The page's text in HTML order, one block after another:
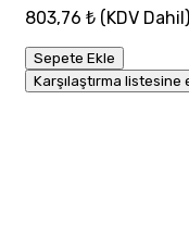
803,76 ₺ (KDV Dahil)
Sepete Ekle
Karşılaştırma listesine